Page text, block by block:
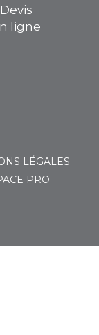
Devis
ligne
LÉGALES
PRO